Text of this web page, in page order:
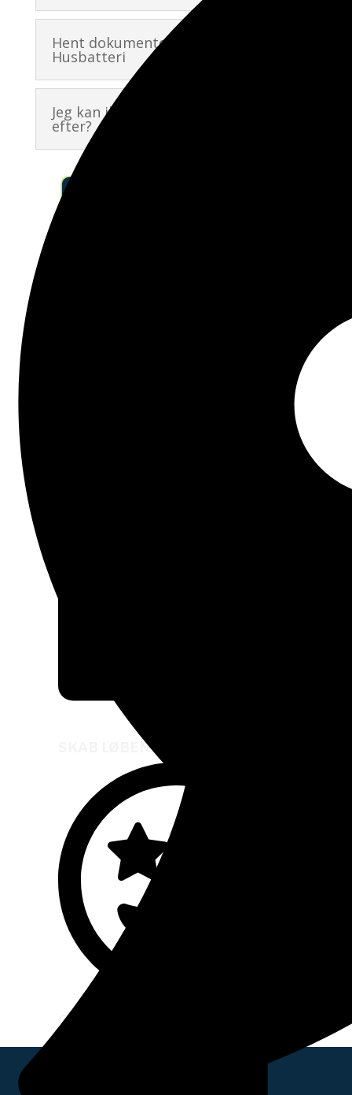
Hent dokumenter om K-STAR
Husbatteri
Jeg kan ikke finde det jeg leder
efter?
SKAB LØBENDE INDTÆGT
OG ØG DIN BOLIGS VÆRDI